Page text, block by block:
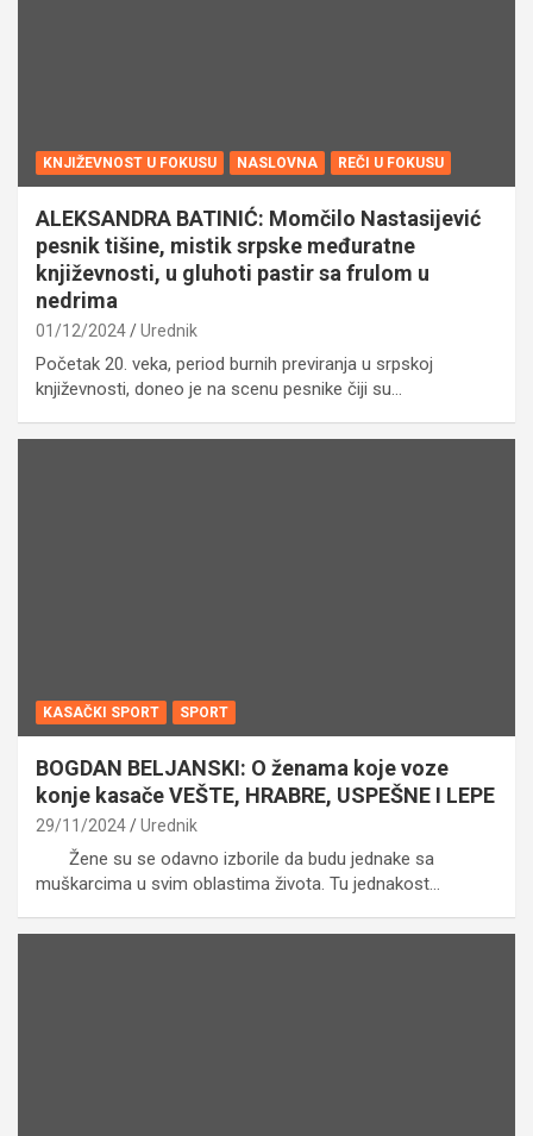
KNJIŽEVNOST U FOKUSU NASLOVNA REČI U FOKUSU
ALEKSANDRA BATINIĆ: Momčilo Nastasijević
pesnik tišine, mistik srpske međuratne
književnosti, u gluhoti pastir sa frulom u
nedrima
01/12/2024 Urednik
Početak 20. veka, period burnih previranja u srpskoj
književnosti, doneo je na scenu pesnike čiji su…
KASAČKI SPORT SPORT
BOGDAN BELJANSKI: O ženama koje voze
konje kasače VEŠTE, HRABRE, USPEŠNE I LEPE
29/11/2024 Urednik
Žene su se odavno izborile da budu jednake sa
muškarcima u svim oblastima života. Tu jednakost…